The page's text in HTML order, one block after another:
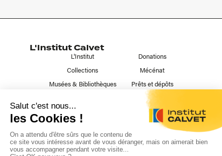
L'Institut Calvet
L'Institut
Collections
Musées & Bibliothèques
Donations
Mécénat
Prêts et dépôts
Liens utiles
Nous suivre